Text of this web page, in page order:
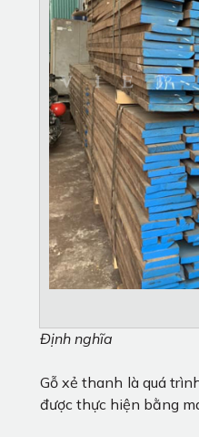
Định nghĩa
Gỗ xẻ thanh là quá
được thực hiện bằng